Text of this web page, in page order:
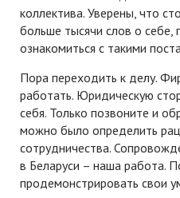
коллектива. Уверены, что
больше тысячи слов о себе,
ознакомиться с такими
Пора переходить к делу.
работать. Юридическую
себя. Только позвоните и
можно было определить
сотрудничества.
в Беларуси – наша работа.
продемонстрировать свои